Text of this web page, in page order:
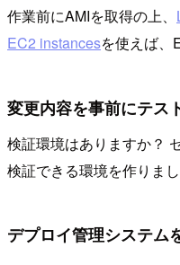
作業前にAMIを取得の上、
EC2 instancesを使えば、
変更内容を事前にテス
検証環境はありますか？
検証できる環境を作りまし
デプロイ管理システム